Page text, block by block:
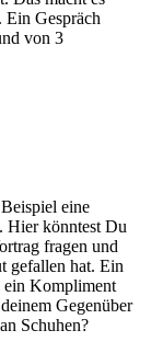
Ein Gespräch
von 3
eine
Hier könntest Du
fragen und
gefallen hat. Ein
ein Kompliment
Gegenüber
Schuhen?